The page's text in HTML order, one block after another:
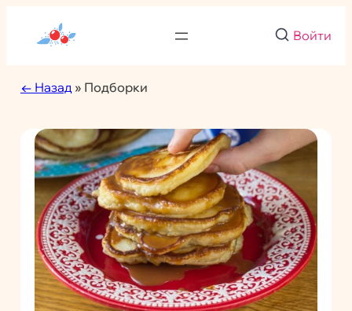
Войти
← Назад » Подборки